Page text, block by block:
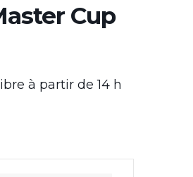
Cup
à partir de 14 h